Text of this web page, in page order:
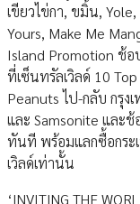
เขียวไข่กา, ขมิ้น,
Yours, Make Me
Island Promotion ช้
ที่เซ็นทรัลเวิลด์ 10
Peanuts ไป-กลับ กรุง
และ Samsonite และ
ทันที พร้อมแลกซื้อกระ
เวิลด์เท่านั้น
‘INVITING THE